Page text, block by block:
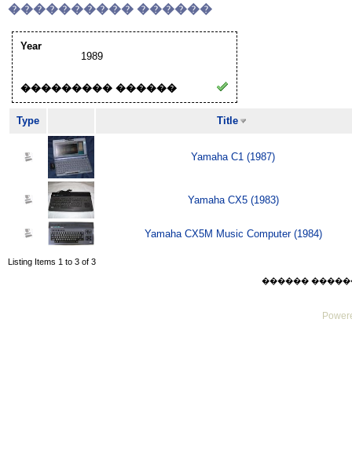
���������� ������
Year
1989
��������� ������
Type Title
Yamaha C1 (1987)
Yamaha CX5 (1983)
Yamaha CX5M Music Computer (1984)
Listing Items 1 to 3 of 3
������ ������